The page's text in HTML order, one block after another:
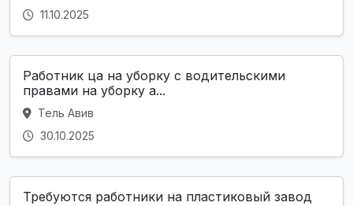
11.10.2025
Работник ца на уборку с водительскими
правами на уборку а...
Тель Авив
30.10.2025
Требуются работники на пластиковый завод